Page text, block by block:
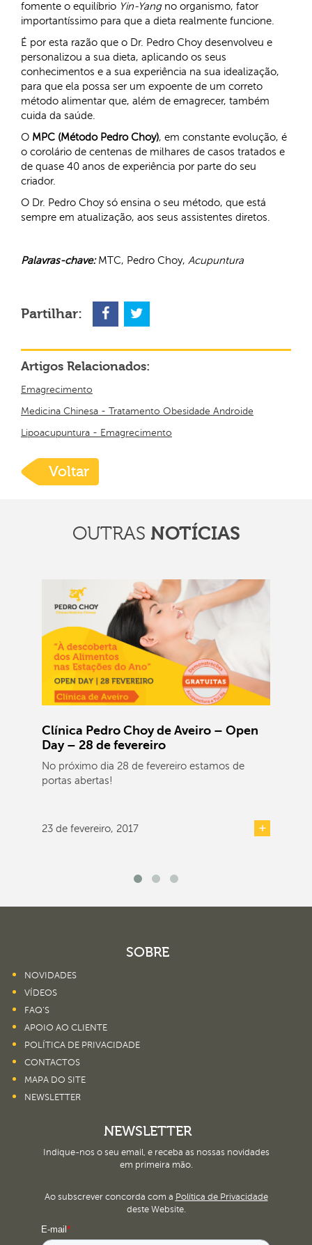
fomente o equilíbrio Yin-Yangno organismo, fator
importantíssimo para que a dieta realmente funcione.
É por esta razão que o Dr. Pedro Choy desenvolveu e
personalizou a sua dieta, aplicando os seus
conhecimentos e a sua experiência na sua idealização,
para que ela possa ser um expoente de um correto
método alimentar que, além de emagrecer, também
cuida da saúde.
O MPC (Método Pedro Choy), em constante evolução, é
o corolário de centenas de milhares de casos tratados e
de quase 40 anos de experiência por parte do seu
criador.
O Dr. Pedro Choy só ensina o seu método, que está
sempre em atualização, aos seus assistentes diretos.
Palavras-chave:MTC, Pedro Choy, Acupuntura
Partilhar:
Artigos Relacionados:
Emagrecimento
Medicina Chinesa - Tratamento Obesidade Androide
Lipoacupuntura - Emagrecimento
Voltar
OUTRAS NOTÍCIAS
Clínica Pedro Choy de Aveiro – Open
Day – 28 de fevereiro
No próximo dia 28 de fevereiro estamos de
portas abertas!
23 de fevereiro, 2017
SOBRE
NOVIDADES
VÍDEOS
FAQ’S
APOIO AO CLIENTE
POLÍTICA DE PRIVACIDADE
CONTACTOS
MAPA DO SITE
NEWSLETTER
NEWSLETTER
Indique-nos o seu email, e receba as nossas novidades
em primeira mão.
Ao subscrever concorda com a Política de Privacidade
deste Website.